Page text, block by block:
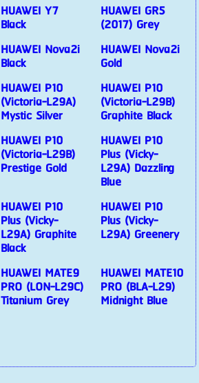
HUAWEI Y7
Black
HUAWEI GR5
(2017) Grey
HUAWEI Nova2i
Black
HUAWEI Nova2i
Gold
HUAWEI P10
(Victoria-L29A)
Mystic Silver
HUAWEI P10
(Victoria-L29B)
Graphite Black
HUAWEI P10
(Victoria-L29B)
Prestige Gold
HUAWEI P10
Plus (Vicky-
L29A) Dazzling
Blue
HUAWEI P10
Plus (Vicky-
L29A) Graphite
Black
HUAWEI P10
Plus (Vicky-
L29A) Greenery
HUAWEI MATE9
PRO (LON-L29C)
Titanium Grey
HUAWEI MATE10
PRO (BLA-L29)
Midnight Blue